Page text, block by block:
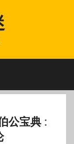
公宝典 :